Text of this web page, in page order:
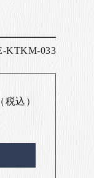
KTKM-033
（税込）